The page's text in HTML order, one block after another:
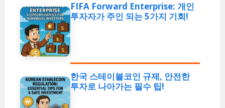
FIFA Forward Enterprise: 개인
투자자가 주인 되는 5가지 기회!
한국 스테이블코인 규제, 안전한
투자로 나아가는 필수 팁!